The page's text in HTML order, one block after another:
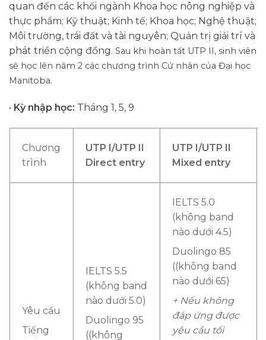
quan đến các khối ngành Khoa học nông nghiệp và
thực phẩm; Kỹ thuật; Kinh tế; Khoa học; Nghệ thuật;
Môi trường, trái đất và tài nguyên; Quản trị giải trí và
phát triển cộng đồng. Sau khi hoàn tất UTP II, sinh viên
sẽ học lên năm 2 các chương trình Cử nhân của Đại học
Manitoba.
• Kỳ nhập học: Tháng 1, 5, 9
Chương
trình
UTP I/UTP II
Direct entry
UTP I/UTP II
Mixed entry
Yêu cầu
Tiếng
IELTS 5.5
(không band
nào dưới 5.0)
Duolingo 95
((không
IELTS 5.0
(không band
nào dưới 4.5)
Duolingo 85
((không band
nào dưới 65)
+ Nếu không
đáp ứng được
yêu cầu tối